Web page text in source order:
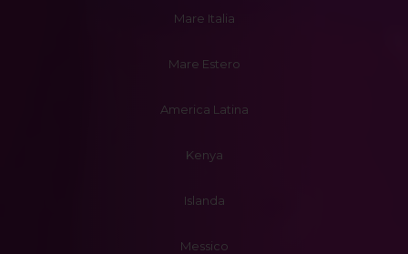
Mare Italia
Mare Estero
America Latina
Kenya
Islanda
Messico